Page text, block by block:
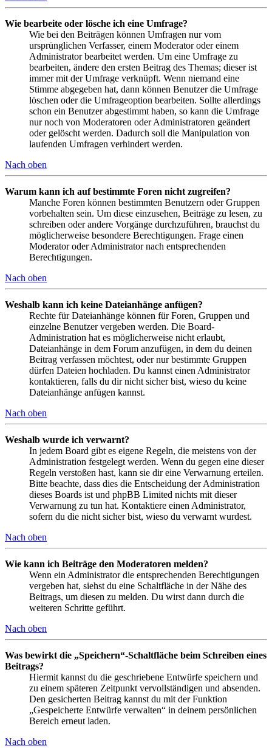
Wie bearbeite oder lösche ich eine Umfrage?
Wie bei den Beiträgen können Umfragen nur vom
ursprünglichen Verfasser, einem Moderator oder einem
Administrator bearbeitet werden. Um eine Umfrage zu
bearbeiten, ändere den ersten Beitrag des Themas; dieser ist
immer mit der Umfrage verknüpft. Wenn niemand eine
Stimme abgegeben hat, dann können Benutzer die Umfrage
löschen oder die Umfrageoption bearbeiten. Sollte allerdings
schon ein Benutzer abgestimmt haben, so kann die Umfrage
nur noch von Moderatoren oder Administratoren geändert
oder gelöscht werden. Dadurch soll die Manipulation von
laufenden Umfragen verhindert werden.
Nach oben
Warum kann ich auf bestimmte Foren nicht zugreifen?
Manche Foren können bestimmten Benutzern oder Gruppen
vorbehalten sein. Um diese einzusehen, Beiträge zu lesen, zu
schreiben oder andere Vorgänge durchzuführen, brauchst du
möglicherweise besondere Berechtigungen. Frage einen
Moderator oder Administrator nach entsprechenden
Berechtigungen.
Nach oben
Weshalb kann ich keine Dateianhänge anfügen?
Rechte für Dateianhänge können für Foren, Gruppen und
einzelne Benutzer vergeben werden. Die Board-
Administration hat es möglicherweise nicht erlaubt,
Dateianhänge in dem Forum anzufügen, in dem du deinen
Beitrag verfassen möchtest, oder nur bestimmte Gruppen
dürfen Dateien hochladen. Du kannst einen Administrator
kontaktieren, falls du dir nicht sicher bist, wieso du keine
Dateianhänge anfügen kannst.
Nach oben
Weshalb wurde ich verwarnt?
In jedem Board gibt es eigene Regeln, die meistens von der
Administration festgelegt werden. Wenn du gegen eine dieser
Regeln verstoßen hast, kann sie dir eine Verwarnung erteilen.
Bitte beachte, dass dies die Entscheidung der Administration
dieses Boards ist und phpBB Limited nichts mit dieser
Verwarnung zu tun hat. Kontaktiere einen Administrator,
sofern du die nicht sicher bist, wieso du verwarnt wurdest.
Nach oben
Wie kann ich Beiträge den Moderatoren melden?
Wenn ein Administrator die entsprechenden Berechtigungen
vergeben hat, siehst du eine Schaltfläche in der Nähe des
Beitrags, um diesen zu melden. Du wirst dann durch die
weiteren Schritte geführt.
Nach oben
Was bewirkt die „Speichern“-Schaltfläche beim Schreiben eines
Beitrags?
Hiermit kannst du die geschriebene Entwürfe speichern und
zu einem späteren Zeitpunkt vervollständigen und absenden.
Den gesicherten Beitrag kannst du mit der Funktion
„Gespeicherte Entwürfe verwalten“ in deinem persönlichen
Bereich erneut laden.
Nach oben